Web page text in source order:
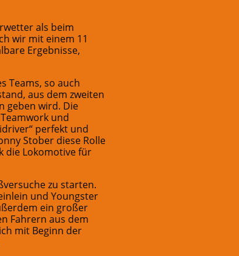
als beim
wir mit einem 11
Ergebnisse,
Teams, so auch
aus dem zweiten
geben wird. Die
und
perfekt und
Stober diese Rolle
die Lokomotive für
zu starten.
und Youngster
ein großer
Fahrern aus dem
mit Beginn der